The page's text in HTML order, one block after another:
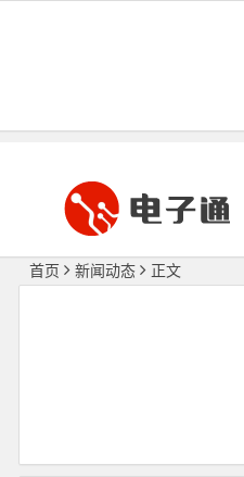
首页 新闻动态 正文